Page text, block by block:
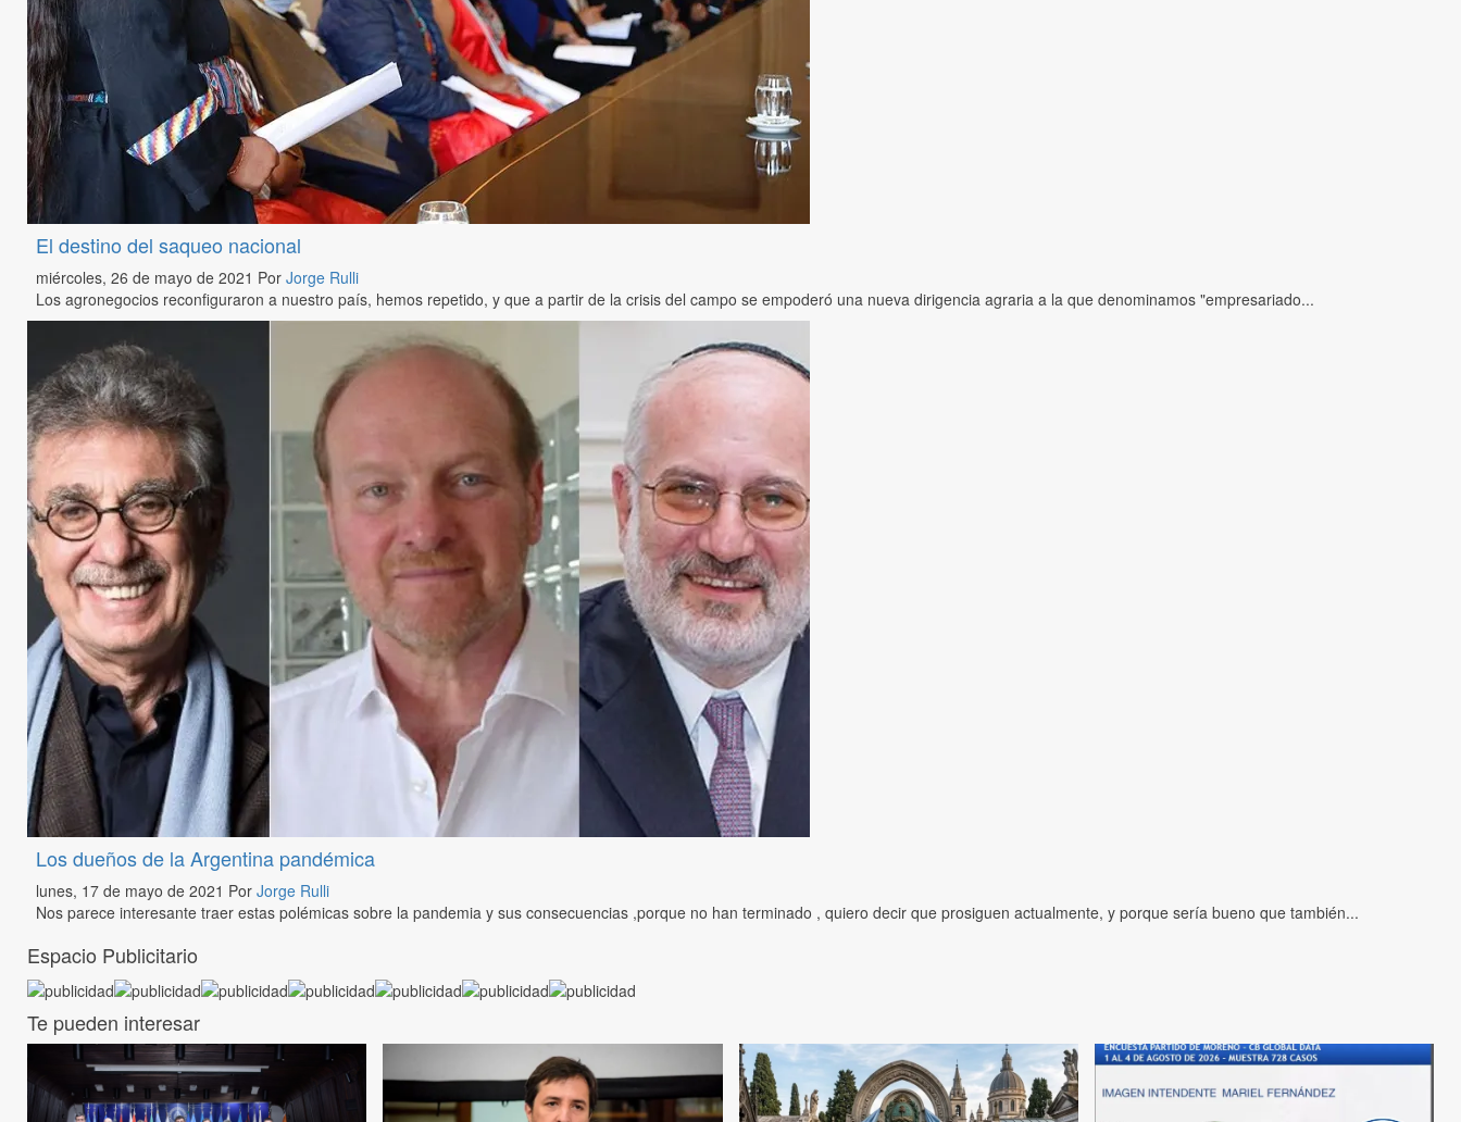
El destino del saqueo nacional
miércoles, 26 de mayo de 2021 Por Jorge Rulli
Los agronegocios reconfiguraron a nuestro país, hemos repetido, y que a partir de la crisis del campo se empoderó una nueva dirigencia agraria a la que denominamos "empresariado...
Los dueños de la Argentina pandémica
lunes, 17 de mayo de 2021 Por Jorge Rulli
Nos parece interesante traer estas polémicas sobre la pandemia y sus consecuencias ,porque no han terminado , quiero decir que prosiguen actualmente, y porque sería bueno que también...
Espacio Publicitario
Te pueden interesar